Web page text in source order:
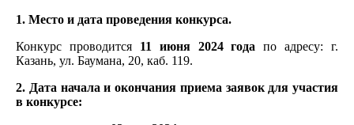
1. Место и дата проведения конкурса.
Конкурс проводится 11 июня 2024 годапо адресу: г.
Казань, ул. Баумана, 20, каб. 119.
2. Дата начала и окончания приема заявок для участия
в конкурсе: